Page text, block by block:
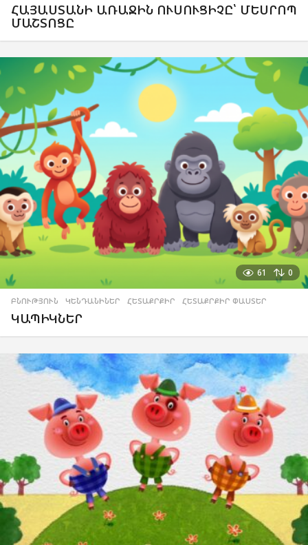
ՀԱՅԱՍՏԱՆԻ ԱՌԱՋԻՆ ՈՒՍՈՒՑԻՉԸ՝ ՄԵՍՐՈՊ
ՄԱՇՏՈՑԸ
61 0
ԲՆՈՒԹՅՈՒՆ ,ԿԵՆԴԱՆԻՆԵՐ ,ՀԵՏԱՔՐՔԻՐ ,ՀԵՏԱՔՐՔԻՐ ՓԱՍՏԵՐ
ԿԱՊԻԿՆԵՐ